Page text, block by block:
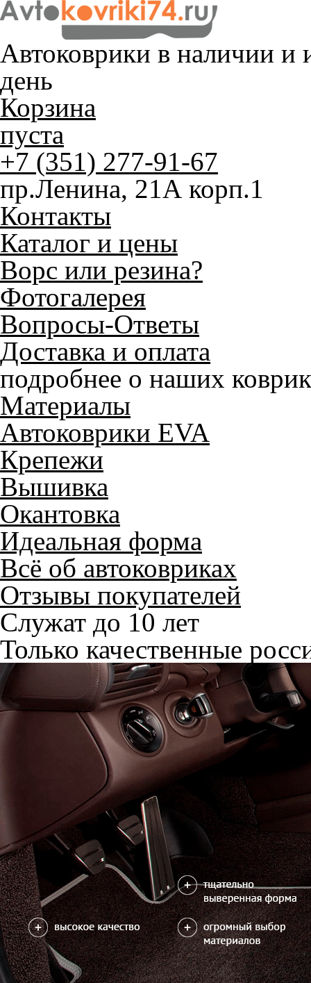
Автоковрики в наличии и
день
Корзина
пуста
+7 (351) 277-91-67
пр.Ленина, 21А корп.1
Контакты
Каталог и цены
Ворс или резина?
Фотогалерея
Вопросы-Ответы
Доставка и оплата
подробнее о наших
Материалы
Автоковрики EVA
Крепежи
Вышивка
Окантовка
Идеальная форма
Всё об автоковриках
Отзывы покупателей
Служат до 10 лет
Только качественные